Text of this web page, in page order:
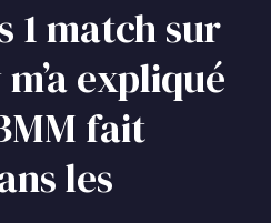
1 match sur
expliqué
fait
les